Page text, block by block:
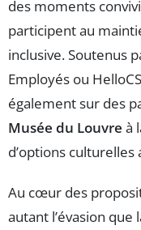
des moments
participent au
inclusive. Soutenus
Employés ou
également sur des
Musée du Louvre à
d’options
Au cœur des
autant l’évasion